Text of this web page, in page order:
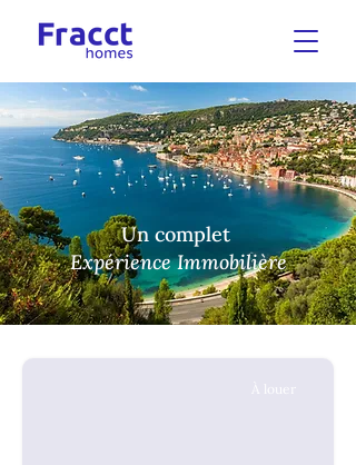
Un complet
Expérience Immobilière
À louer